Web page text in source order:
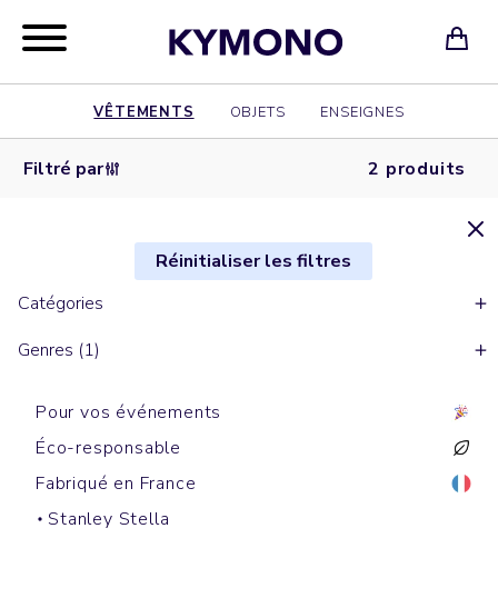
VÊTEMENTS OBJETS ENSEIGNES
Filtré par 2 produits
Réinitialiser les filtres
Catégories
Genres (1)
Pour vos événements
Éco-responsable
Fabriqué en France
Stanley Stella
Doudounes sans manches
CLIMBER
Doudounes avec manches
VOYAGER